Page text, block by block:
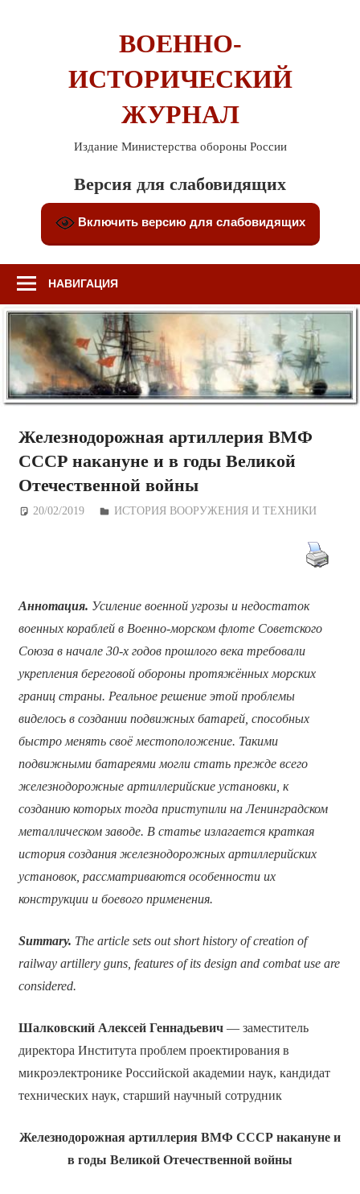
ВОЕННО-
ИСТОРИЧЕСКИЙ
ЖУРНАЛ
Издание Министерства обороны России
Версия для слабовидящих
Включить версию для слабовидящих
НАВИГАЦИЯ
Железнодорожная артиллерия ВМФ
СССР накануне и в годы Великой
Отечественной войны
20/02/2019 Дежурный по Редакции
ИСТОРИЯ ВООРУЖЕНИЯ И ТЕХНИКИ
Аннотация. Усиление военной угрозы и недостаток
военных кораблей в Военно-морском флоте Советского
Союза в начале 30-х годов прошлого века требовали
укрепления береговой обороны протяжённых морских
границ страны. Реальное решение этой проблемы
виделось в создании подвижных батарей, способных
быстро менять своё местоположение. Такими
подвижными батареями могли стать прежде всего
железнодорожные артиллерийские установки, к
созданию которых тогда приступили на Ленинградском
металлическом заводе. В статье излагается краткая
история создания железнодорожных артиллерийских
установок, рассматриваются особенности их
конструкции и боевого применения.
Summary. The article sets out short history of creation of
railway artillery guns, features of its design and combat use are
considered.
Шалковский Алексей Геннадьевич— заместитель
директора Института проблем проектирования в
микроэлектронике Российской академии наук, кандидат
технических наук, старший научный сотрудник
Железнодорожная артиллерия ВМФ СССР накануне и
в годы Великой Отечественной войны